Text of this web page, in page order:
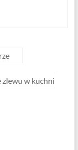
zlewu w kuchni